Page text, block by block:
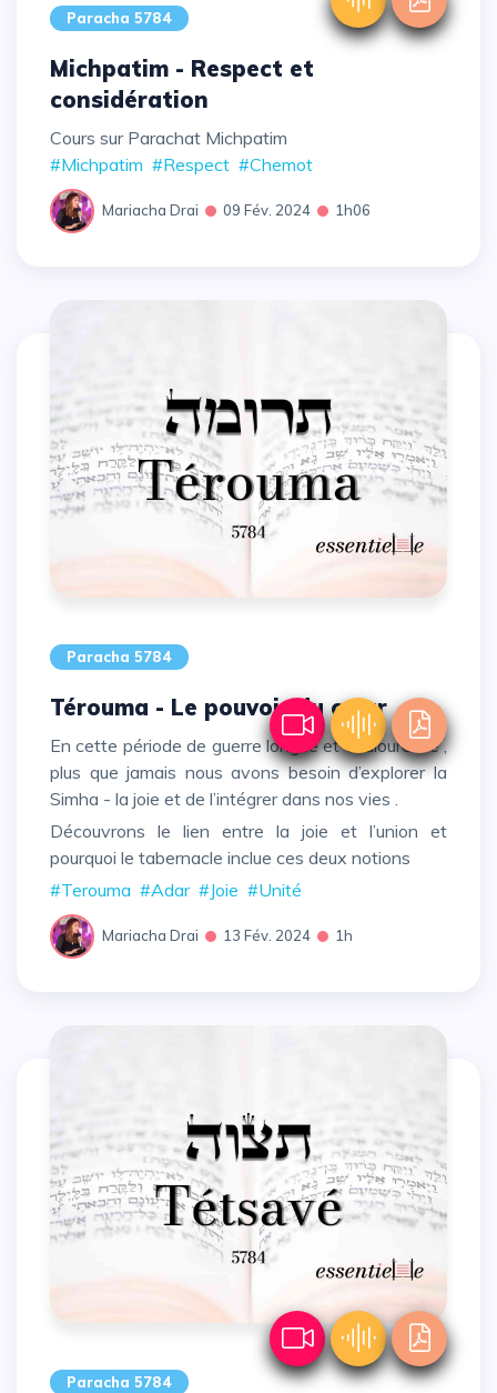
Paracha 5784
Michpatim - Respect et
considération
Cours sur Parachat Michpatim
#Michpatim #Respect #Chemot
Mariacha Drai 09 Fév. 2024 1h06
Paracha 5784
Térouma - Le pouvoir du cœur
En cette période de guerre longue et douloureuse ,
plus que jamais nous avons besoin d’explorer la
Simha - la joie et de l’intégrer dans nos vies .
Découvrons le lien entre la joie et l’union et
pourquoi le tabernacle inclue ces deux notions
#Terouma #Adar #Joie #Unité
Mariacha Drai 13 Fév. 2024 1h
Paracha 5784